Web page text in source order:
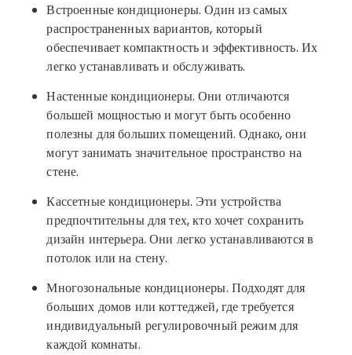
Встроенные кондиционеры. Один из самых
распространенных вариантов, который
обеспечивает компактность и эффективность. Их
легко устанавливать и обслуживать.
Настенные кондиционеры. Они отличаются
большей мощностью и могут быть особенно
полезны для больших помещений. Однако, они
могут занимать значительное пространство на
стене.
Кассетные кондиционеры. Эти устройства
предпочтительны для тех, кто хочет сохранить
дизайн интерьера. Они легко устанавливаются в
потолок или на стену.
Многозональные кондиционеры. Подходят для
больших домов или коттеджей, где требуется
индивидуальный регулировочный режим для
каждой комнаты.